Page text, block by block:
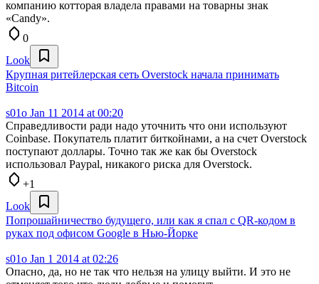
компанию котторая владела правами на товарны знак
«Candy».
0
Look
Крупная ритейлерская сеть Overstock начала принимать
Bitcoin
s01o Jan 11 2014 at 00:20
Справедливости ради надо уточнить что они используют
Coinbase. Покупатель платит биткойнами, а на счет Overstock
поступают доллары. Точно так же как бы Overstock
использовал Paypal, никакого риска для Overstock.
+1
Look
Попрошайничество будущего, или как я спал с QR-кодом в
руках под офисом Google в Нью-Йорке
s01o Jan 1 2014 at 02:26
Опасно, да, но не так что нельзя на улицу выйти. И это не